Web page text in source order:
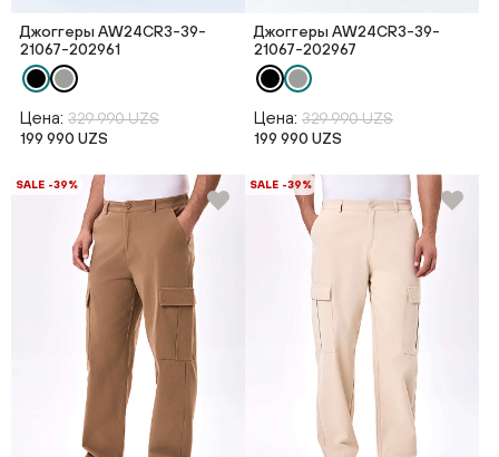
Джоггеры AW24CR3-39-
21067-202961
Цена: 329 990 UZS
199 990 UZS
Джоггеры AW24CR3-39-
21067-202967
Цена: 329 990 UZS
199 990 UZS
SALE -39% SALE -39%